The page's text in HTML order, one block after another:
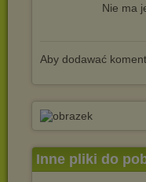
Nie ma
Aby dodawać
Inne pliki do